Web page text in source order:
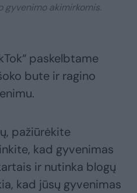
gyvenimo akimirkomis.
paskelbtame
bute ir ragino
pažiūrėkite
kad gyvenimas
ir nutinka blogų
kad jūsų gyvenimas